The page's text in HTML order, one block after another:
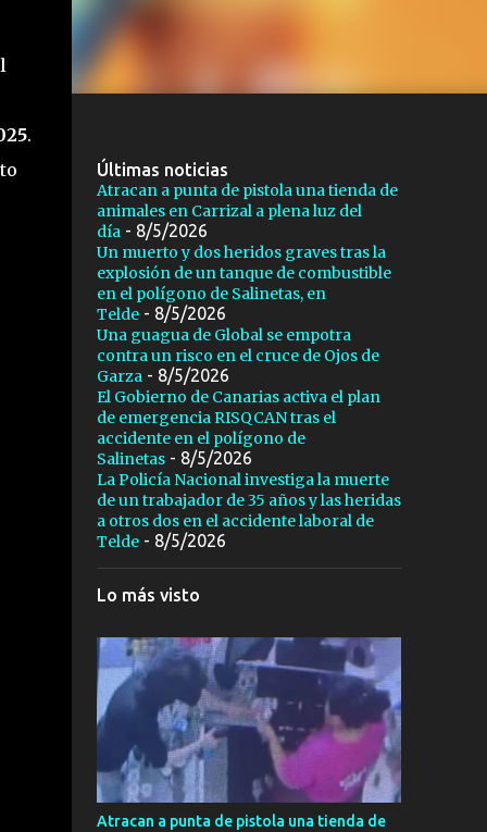
.
Últimas noticias
Atracan a punta de pistola una tienda de
animales en Carrizal a plena luz del
día - 8/5/2026
Un muerto y dos heridos graves tras la
explosión de un tanque de combustible
en el polígono de Salinetas, en
Telde- 8/5/2026
Una guagua de Global se empotra
contra un risco en el cruce de Ojos de
Garza - 8/5/2026
El Gobierno de Canarias activa el plan
de emergencia RISQCAN tras el
accidente en el polígono de
Salinetas- 8/5/2026
La Policía Nacional investiga la muerte
de un trabajador de 35 años y las heridas
a otros dos en el accidente laboral de
Telde- 8/5/2026
Lo más visto
Atracan a punta de pistola una tienda de